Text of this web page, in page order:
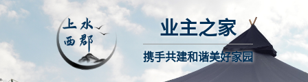
业主之家
携手共建和谐美好家园